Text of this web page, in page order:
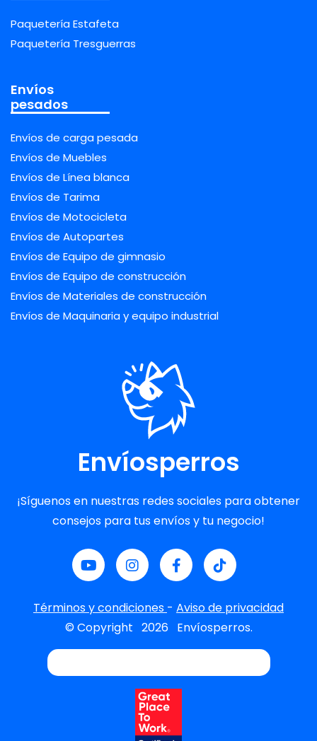
Paquetería Estafeta
Paquetería Tresguerras
Envíos
pesados
Envíos de carga pesada
Envíos de Muebles
Envíos de Línea blanca
Envíos de Tarima
Envíos de Motocicleta
Envíos de Autopartes
Envíos de Equipo de gimnasio
Envíos de Equipo de construcción
Envíos de Materiales de construcción
Envíos de Maquinaria y equipo industrial
Envíosperros
¡Síguenos en nuestras redes sociales para obtener
consejos para tus envíos y tu negocio!
Términos y condiciones - Aviso de privacidad
© Copyright 2026 Envíosperros.